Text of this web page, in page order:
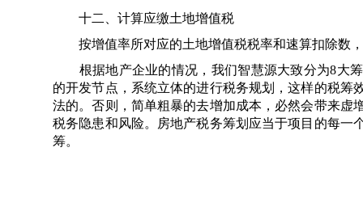
十二、计算应缴土地增值税
按增值率所对应的土地增值税税率和速算扣除数
根据地产企业的情况，我们智慧源大致分为8大筹
的开发节点，系统立体的进行税务规划，这样的税
法的。否则，简单粗暴的去增加成本，必然会带来虚
税务隐患和风险。房地产税务筹划应当于项目的每一
筹。